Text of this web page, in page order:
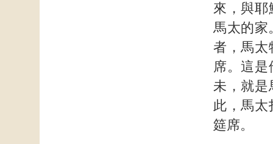
來，與耶
馬太的家
者，馬太
席。這
未，就是
此，馬太
筵席。